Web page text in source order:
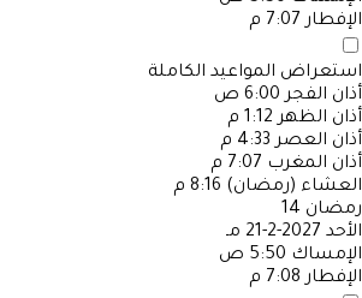
الإفطار 7:07 م
استعراض المواعيد الكاملة
أذان الفجر 6:00 ص
أذان الظهر 1:12 م
أذان العصر 4:33 م
أذان المغرب 7:07 م
العشاء (رمضان) 8:16 م
رمضان 14
الأحد 2027-2-21 مـ
الإمساك 5:50 ص
الإفطار 7:08 م